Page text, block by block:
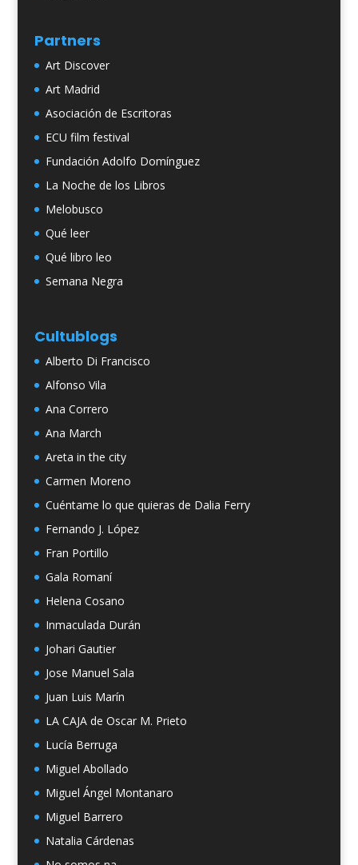
Partners
Art Discover
Art Madrid
Asociación de Escritoras
ECU film festival
Fundación Adolfo Domínguez
La Noche de los Libros
Melobusco
Qué leer
Qué libro leo
Semana Negra
Cultublogs
Alberto Di Francisco
Alfonso Vila
Ana Correro
Ana March
Areta in the city
Carmen Moreno
Cuéntame lo que quieras de Dalia Ferry
Fernando J. López
Fran Portillo
Gala Romaní
Helena Cosano
Inmaculada Durán
Johari Gautier
Jose Manuel Sala
Juan Luis Marín
LA CAJA de Oscar M. Prieto
Lucía Berruga
Miguel Abollado
Miguel Ángel Montanaro
Miguel Barrero
Natalia Cárdenas